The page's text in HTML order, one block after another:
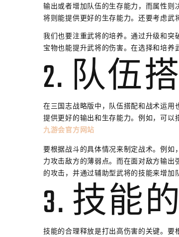
输出或者增加队伍的生存能力，而属性
将则能提供更好的生存能力。还要考虑武
我们也要注重武将的培养。通过升级和
宝物也能提升武将的伤害。在选择和培养
2. 队伍
在三国志战略版中，队伍搭配和战术运
提供更好的输出和生存能力。例如，可以
九游会官方网站
要根据战斗的具体情况来制定战术。例
力攻击敌方的薄弱点。而在面对敌方输
的攻击，并通过辅助型武将的技能来增加
3. 技能
技能的合理释放是打出高伤害的关键。